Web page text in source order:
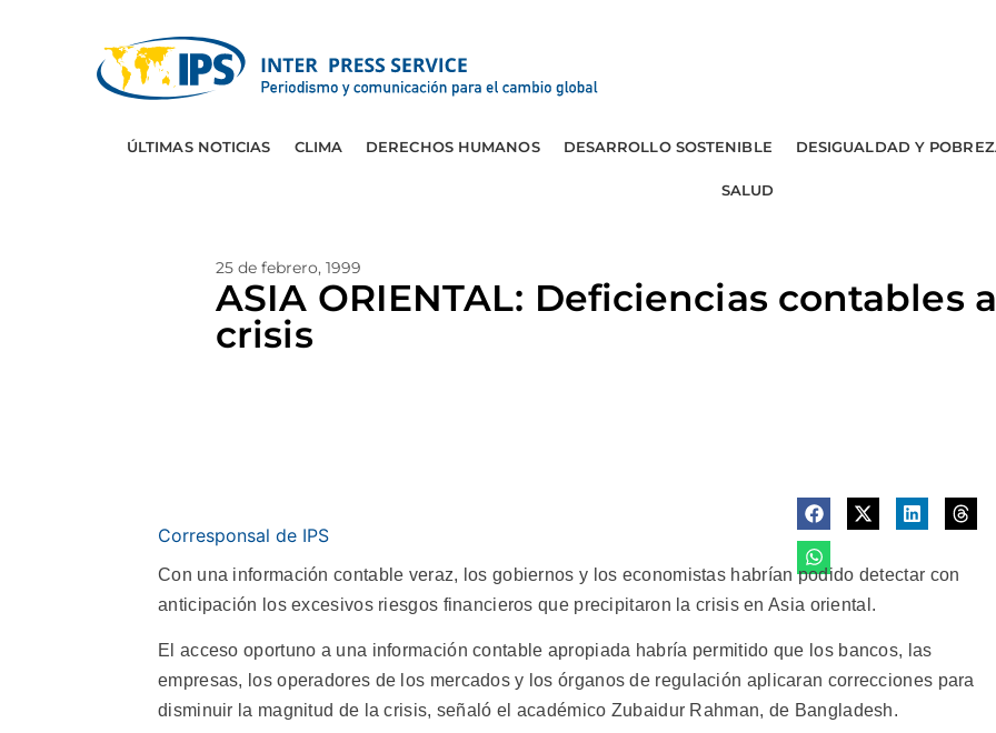
ÚLTIMAS NOTICIAS CLIMA DERECHOS HUMANOS DESARROLLO SOSTENIBLE DESIGUALDAD Y
SALUD
25 de febrero, 1999
ASIA ORIENTAL: Deficiencias contables
crisis
Corresponsal de IPS
Con una información contable veraz, los gobiernos y los economistas habrían podido detectar con
anticipación los excesivos riesgos financieros que precipitaron la crisis en Asia oriental.
El acceso oportuno a una información contable apropiada habría permitido que los bancos, las
empresas, los operadores de los mercados y los órganos de regulación aplicaran correcciones para
disminuir la magnitud de la crisis, señaló el académico Zubaidur Rahman, de Bangladesh.